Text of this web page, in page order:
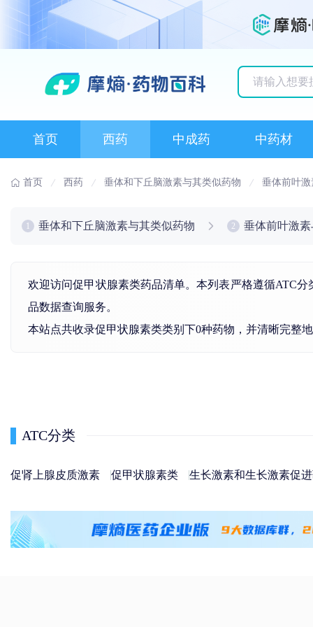
首页 西药 中成药 中药材
首页 西药 垂体和下丘脑激素与其类似药物 垂体前叶
垂体和下丘脑激素与其类似药物 2 垂体前叶激
欢迎访问促甲状腺素类药品清单。本列表严格遵循ATC
品数据查询服务。
本站点共收录促甲状腺素类类别下0种药物，并清晰完整
ATC分类
促肾上腺皮质激素 促甲状腺素类 生长激素和生长激素促